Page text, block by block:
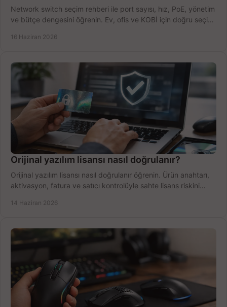
Network switch seçim rehberi ile port sayısı, hız, PoE, yönetim
ve bütçe dengesini öğrenin. Ev, ofis ve KOBİ için doğru seçimi
16 Haziran 2026
Orijinal yazılım lisansı nasıl doğrulanır?
Orijinal yazılım lisansı nasıl doğrulanır öğrenin. Ürün anahtarı,
aktivasyon, fatura ve satıcı kontrolüyle sahte lisans riskini
14 Haziran 2026